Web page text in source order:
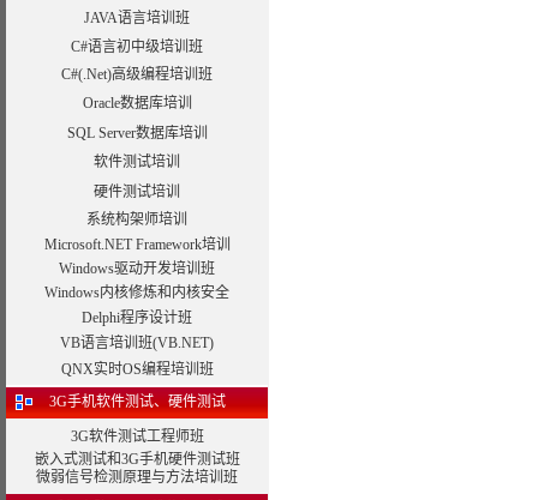
JAVA语言培训班
C#语言初中级培训班
C#(.Net)高级编程培训班
Oracle数据库培训
SQL Server数据库培训
软件测试培训
硬件测试培训
系统构架师培训
Microsoft.NET Framework培训
Windows驱动开发培训班
Windows内核修炼和内核安全
Delphi程序设计班
VB语言培训班(VB.NET)
QNX实时OS编程培训班
3G手机软件测试、硬件测试
3G软件测试工程师班
嵌入式测试和3G手机硬件测试班
微弱信号检测原理与方法培训班